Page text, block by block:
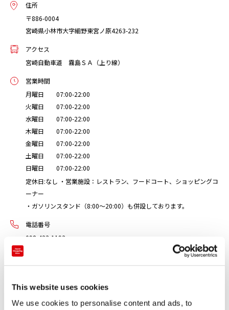
This website uses cookies
We use cookies to personalise content and ads, to
住所
〒886-0004
宮崎県小林市大字細野東宮ノ原4263-232
アクセス
宮崎自動車道 霧島ＳＡ（上り線）
営業時間
月曜日 07:00-22:00
火曜日 07:00-22:00
水曜日 07:00-22:00
木曜日 07:00-22:00
金曜日 07:00-22:00
土曜日 07:00-22:00
日曜日 07:00-22:00
定休日:なし ・営業施設：レストラン、フードコート、ショッピングコ
ーナー
・ガソリンスタンド（8:00～20:00）も併設しております。
電話番号
098-423-1193
宮崎自動車道上り線の最後に位置しているサービスエリアで、